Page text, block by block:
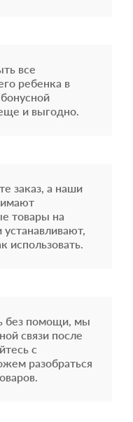
все
ребенка в
и выгодно.
заказ, а наши
товары на
использовать.
без помощи, мы
связи после
с
разобраться